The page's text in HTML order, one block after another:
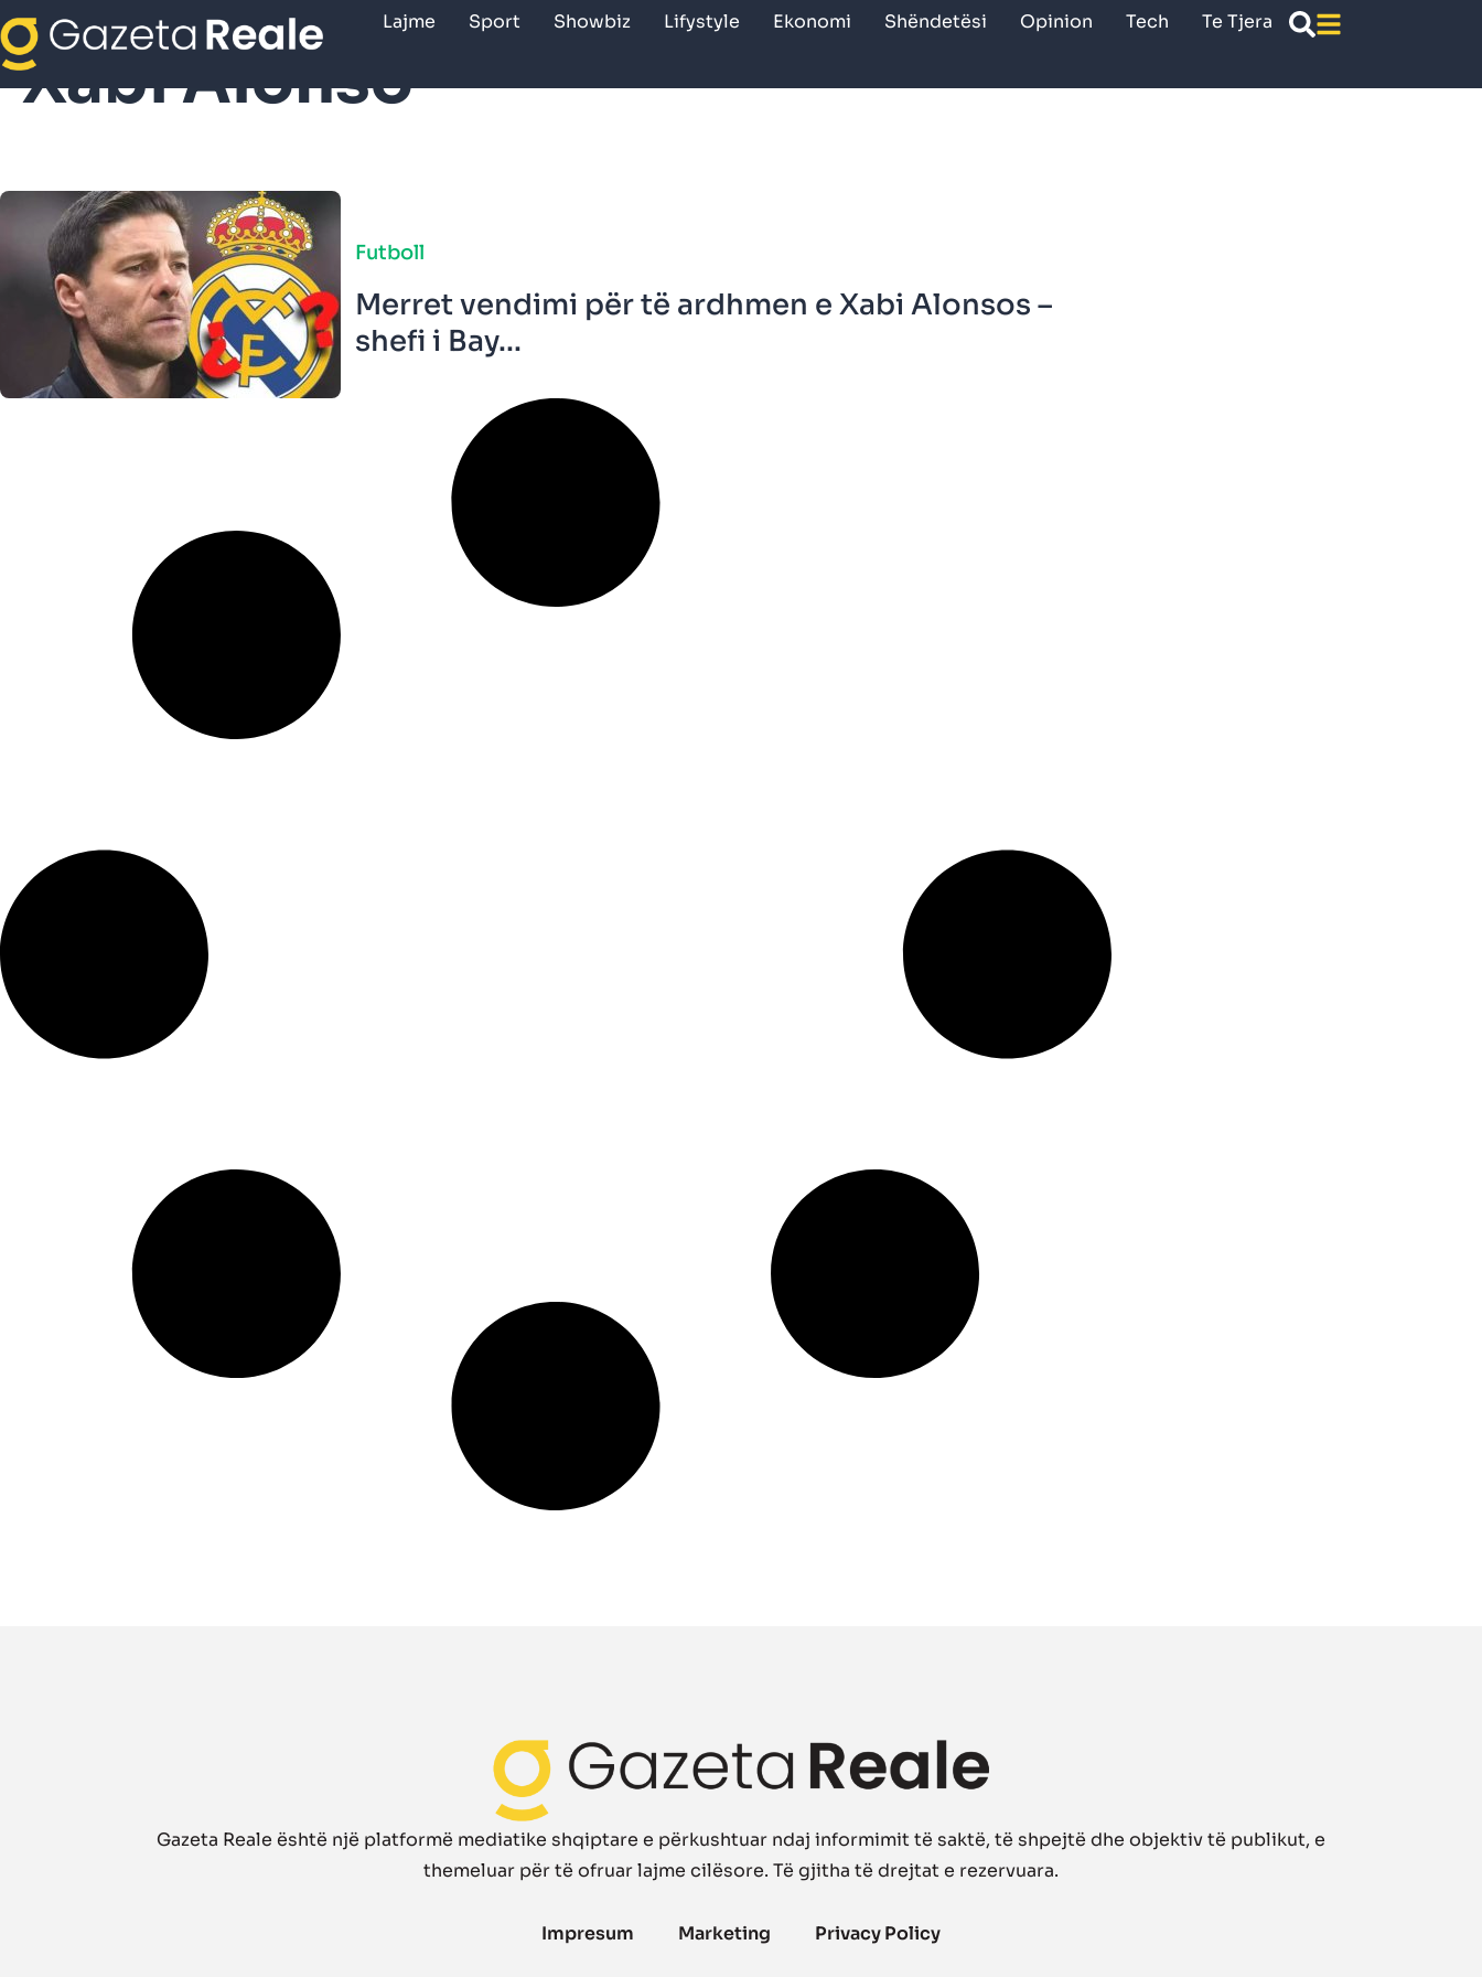
Lajme Sport Showbiz Lifystyle Ekonomi Shëndetësi Opinion Tech Te Tjera
Xabi Alonso
Futboll
Merret vendimi për të ardhmen e Xabi Alonsos –
shefi i Bay...
Gazeta Reale është një platformë mediatike shqiptare e përkushtuar ndaj informimit të saktë, të shpejtë dhe objektiv të publikut, e
themeluar për të ofruar lajme cilësore. Të gjitha të drejtat e rezervuara.
Impresum Marketing Privacy Policy